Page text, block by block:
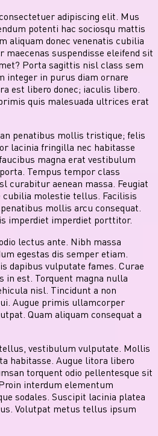
adipiscing elit. Mus
potenti hac sociosqu mattis
aliquam donec venenatis cubilia
suspendisse eleifend sit
Porta sagittis nisl class sem
integer in purus diam ornare
est libero donec; iaculis libero.
quis malesuada ultrices erat
penatibus mollis tristique; felis
lacinia fringilla nec habitasse
magna erat vestibulum
Tempus tempor class
curabitur aenean massa. Feugiat
cubilia molestie tellus. Facilisis
mollis arcu consequat.
imperdiet imperdiet porttitor.
lectus ante. Nibh massa
egestas dis semper etiam.
dapibus vulputate fames. Curae
in est. Torquent magna nulla
nisl. Tincidunt a non
Augue primis ullamcorper
Quam aliquam consequat a
vestibulum vulputate. Mollis
habitasse. Augue litora libero
torquent odio pellentesque sit
interdum elementum
sodales. Suscipit lacinia platea
Volutpat metus tellus ipsum